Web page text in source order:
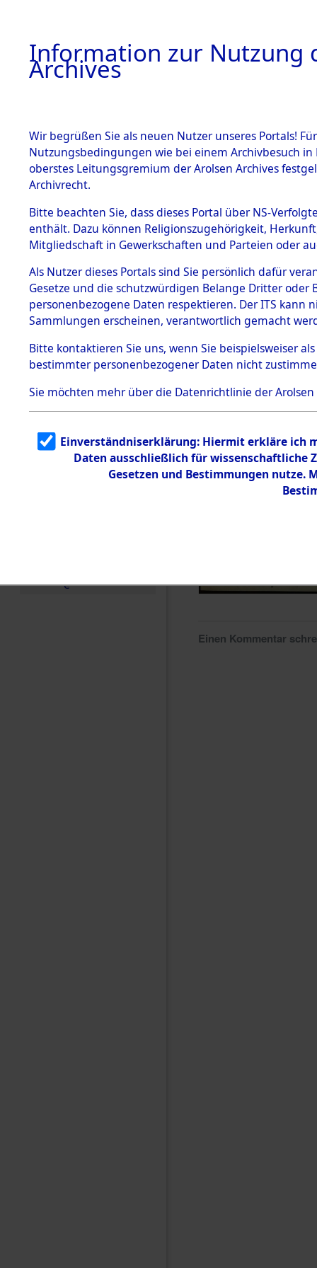
BESTÄNDE
1.
mente
5. Verschiedenes
5.3
Todesmärsche
5.3.1 Alliierte
Erhebungen
zu
Todesmärsch
en
5.3.2
g
5.3.3
Todesmärsch
e
→0153
Einen Kommentar
Information zur Nutzung
Archives
Wir begrüßen Sie als neuen Nutzer unseres Portals!
Nutzungsbedingungen wie bei einem Archivbesuch
oberstes Leitungsgremium der Arolsen Archives
Archivrecht.
Bitte beachten Sie, dass dieses Portal über NS-
enthält. Dazu können Religionszugehörigkeit,
Mitgliedschaft in Gewerkschaften und Parteien oder
Als Nutzer dieses Portals sind Sie persönlich dafür
Gesetze und die schutzwürdigen Belange Dritter
personenbezogene Daten respektieren. Der ITS
Sammlungen erscheinen, verantwortlich gemacht
Bitte kontaktieren Sie uns, wenn Sie beispielsweiser
bestimmter personenbezogener Daten nicht
Sie möchten mehr über die Datenrichtlinie der Arolsen
Einverständniserklärung: Hiermit erkläre ich
Daten ausschließlich für wissenschaftliche
Gesetzen und Bestimmungen nutze.